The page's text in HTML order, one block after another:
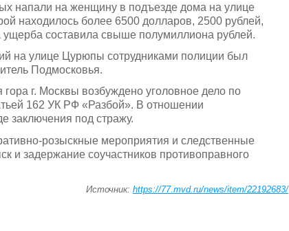
напали на женщину в подъезде дома на улице
находилось более 6500 долларов, 2500 рублей,
составила свыше полумиллиона рублей.
на улице Цурюпы сотрудниками полиции был
Подмосковья.
г. Москвы возбуждено уголовное дело по
162 УК РФ «Разбой». В отношении
заключения под стражу.
розыскные мероприятия и следственные
и задержание соучастников противоправного
Источник: https://77.mvd.ru/news/item/22192683/